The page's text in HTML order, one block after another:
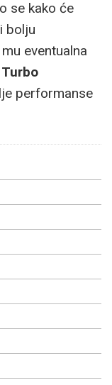
se kako će
bolju
eventualna
Turbo
performanse